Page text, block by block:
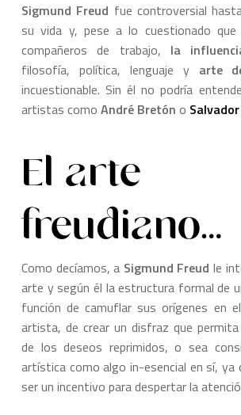
Sigmund Freud fue controversial
su vida y, pese a lo cuestionado
compañeros de trabajo, la
filosofía, política, lenguaje y arte
incuestionable. Sin él no podría
artistas como André Bretón o
El arte
freudiano…
Como decíamos, a Sigmund Freudle
arte y según él la estructura formal de
función de camuflar sus orígenes en
artista, de crear un disfraz que
de los deseos reprimidos, o sea
artística como algo in-esencial en sí, ya
ser un incentivo para despertar la